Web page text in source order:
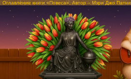
Оглавление книги «Повеса». Автор – Мэри Джо Патни